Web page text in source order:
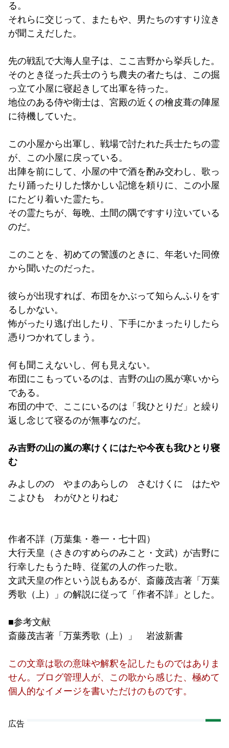
る。
それらに交じって、またもや、男たちのすすり泣き
が聞こえだした。
先の戦乱で大海人皇子は、ここ吉野から挙兵した。
そのとき従った兵士のうち農夫の者たちは、この掘
っ立て小屋に寝起きして出軍を待った。
地位のある侍や衛士は、宮殿の近くの檜皮葺の陣屋
に待機していた。
この小屋から出軍し、戦場で討たれた兵士たちの霊
が、この小屋に戻っている。
出陣を前にして、小屋の中で酒を酌み交わし、歌っ
たり踊ったりした懐かしい記憶を頼りに、この小屋
にたどり着いた霊たち。
その霊たちが、毎晩、土間の隅ですすり泣いている
のだ。
このことを、初めての警護のときに、年老いた同僚
から聞いたのだった。
彼らが出現すれば、布団をかぶって知らんふりをす
るしかない。
怖がったり逃げ出したり、下手にかまったりしたら
憑りつかれてしまう。
何も聞こえないし、何も見えない。
布団にこもっているのは、吉野の山の風が寒いから
である。
布団の中で、ここにいるのは「我ひとりだ」と繰り
返し念じて寝るのが無事なのだ。
み吉野の山の嵐の寒けくにはたや今夜も我ひとり寝
む
みよしのの やまのあらしの さむけくに はたや
こよひも わがひとりねむ
作者不詳（万葉集・巻一・七十四）
大行天皇（さきのすめらのみこと・文武）が吉野に
行幸したもうた時、従駕の人の作った歌。
文武天皇の作という説もあるが、斎藤茂吉著「万葉
秀歌（上）」の解説に従って「作者不詳」とした。
■参考文献
斎藤茂吉著「万葉秀歌（上）」 岩波新書
この文章は歌の意味や解釈を記したものではありま
せん。ブログ管理人が、この歌から感じた、極めて
個人的なイメージを書いただけのものです。
広告